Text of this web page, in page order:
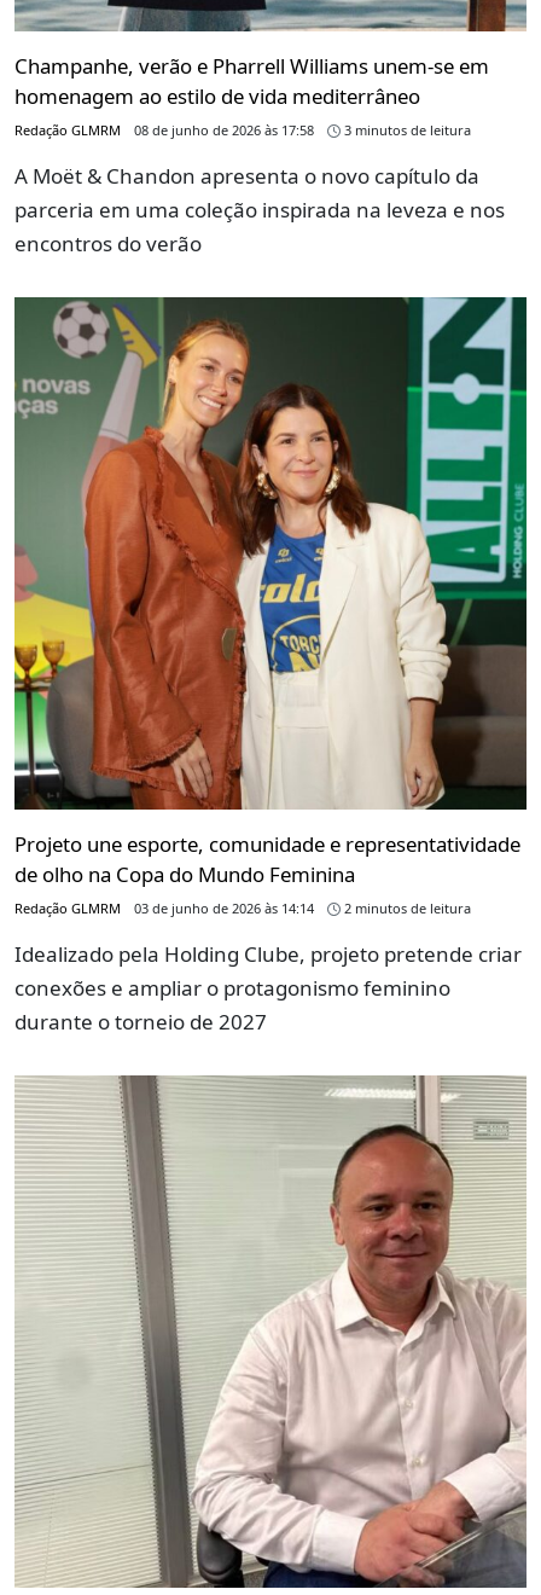
Champanhe, verão e Pharrell Williams unem-se em
homenagem ao estilo de vida mediterrâneo
Redação GLMRM 08 de junho de 2026 às 17:58 3 minutos de leitura
A Moët & Chandon apresenta o novo capítulo da
parceria em uma coleção inspirada na leveza e nos
encontros do verão
Projeto une esporte, comunidade e representatividade
de olho na Copa do Mundo Feminina
Redação GLMRM 03 de junho de 2026 às 14:14 2 minutos de leitura
Idealizado pela Holding Clube, projeto pretende criar
conexões e ampliar o protagonismo feminino
durante o torneio de 2027